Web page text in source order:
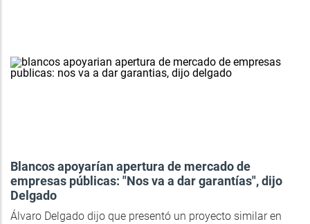
Blancos apoyarían apertura de mercado de
empresas públicas: "Nos va a dar garantías", dijo
Delgado
Álvaro Delgado dijo que presentó un proyecto similar en